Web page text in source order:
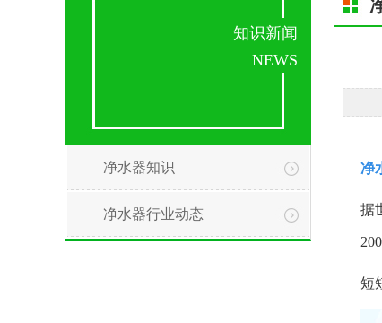
知识新闻
NEWS
净水器知识
净水器行业动态
净
据
短